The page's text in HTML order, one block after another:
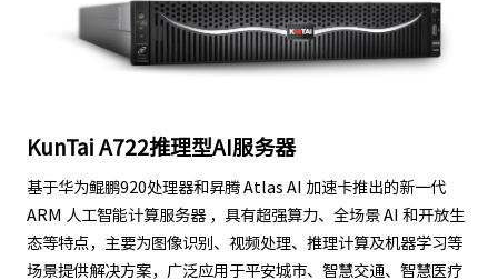
KunTai A722推理型AI服务器
基于华为鲲鹏920处理器和昇腾 Atlas AI 加速卡推出的新一代
ARM 人工智能计算服务器 ，具有超强算力、全场景 AI 和开放生
态等特点，主要为图像识别、视频处理、推理计算及机器学习等
场景提供解决方案，广泛应用于平安城市、智慧交通、智慧医疗